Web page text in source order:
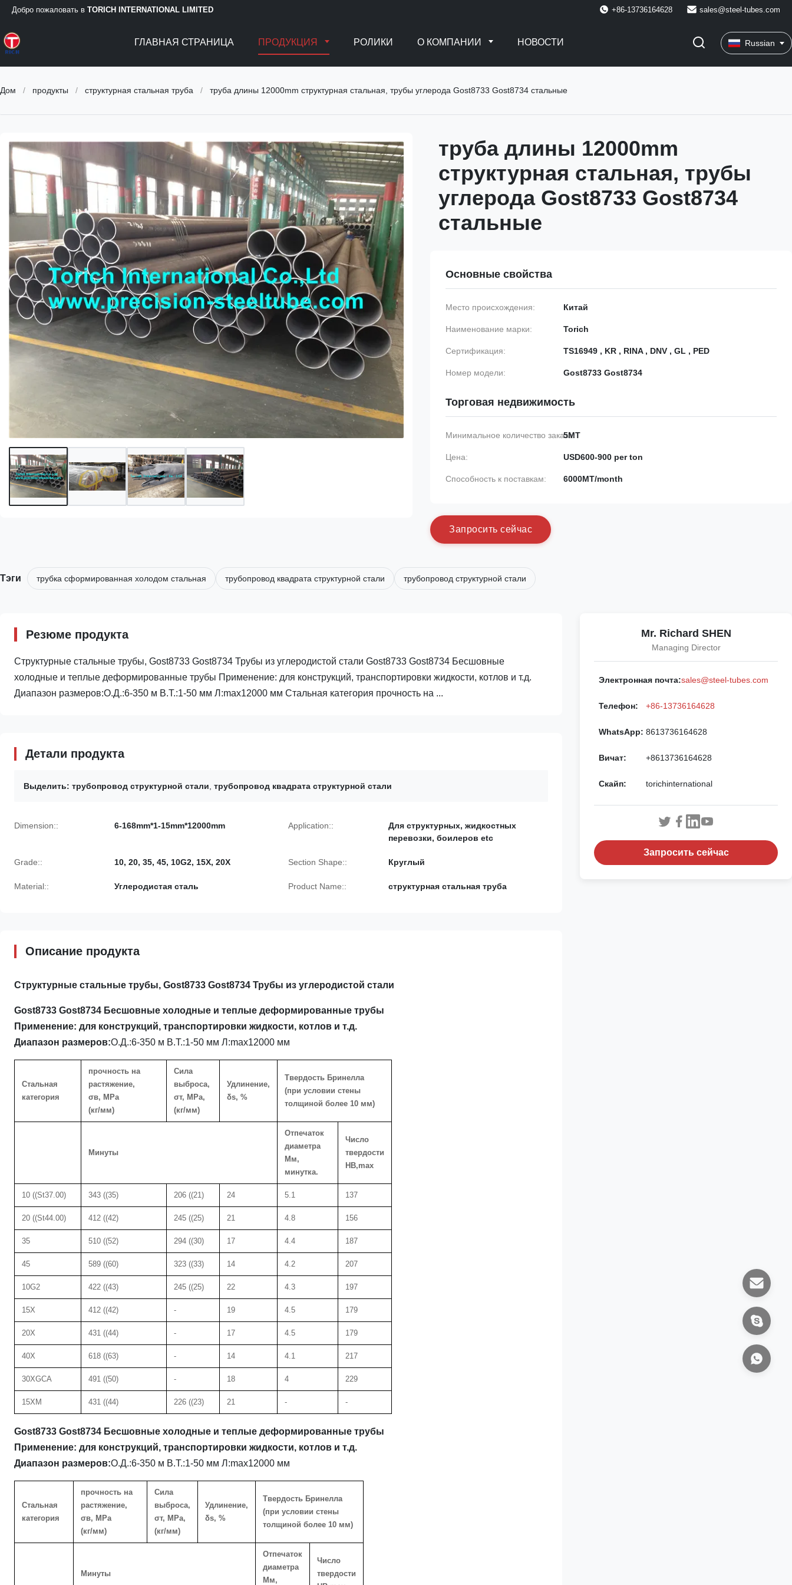
Добро пожаловать в TORICH INTERNATIONAL LIMITED +86-13736164628 sales@steel-tubes.com
ГЛАВНАЯ СТРАНИЦА ПРОДУКЦИЯ РОЛИКИ О КОМПАНИИ НОВОСТИ Russian
Дом / продукты / структурная стальная труба / труба длины 12000mm структурная стальная, трубы углерода Gost8733 Gost8734 стальные
труба длины 12000mm
структурная стальная, трубы
углерода Gost8733 Gost8734
стальные
Основные свойства
Место происхождения: Китай
Наименование марки: Torich
Сертификация: TS16949 , KR , RINA , DNV , GL , PED
Номер модели: Gost8733 Gost8734
Торговая недвижимость
Минимальное количество заказа:
5MT
Цена: USD600-900 per ton
Способность к поставкам: 6000MT/month
Запросить сейчас
Тэги трубка сформированная холодом стальная трубопровод квадрата структурной стали трубопровод структурной стали
Резюме продукта
Структурные стальные трубы, Gost8733 Gost8734 Трубы из углеродистой стали Gost8733 Gost8734 Бесшовные
холодные и теплые деформированные трубы Применение: для конструкций, транспортировки жидкости, котлов и т.д.
Диапазон размеров:О.Д.:6-350 м В.Т.:1-50 мм Л:max12000 мм Стальная категория прочность на ...
Детали продукта
Выделить: трубопровод структурной стали трубопровод квадрата структурной стали
Dimension:: 6-168mm*1-15mm*12000mm Application::
Для структурных, жидкостных
перевозки, боилеров etc
Grade:: 10, 20, 35, 45, 10G2, 15X, 20X Section Shape:: Круглый
Material:: Углеродистая сталь Product Name:: структурная стальная труба
Описание продукта
Структурные стальные трубы, Gost8733 Gost8734 Трубы из углеродистой стали
Gost8733 Gost8734 Бесшовные холодные и теплые деформированные трубы
Применение: для конструкций, транспортировки жидкости, котлов и т.д.
Диапазон размеров:О.Д.:6-350 м В.Т.:1-50 мм Л:max12000 мм
Стальная
категория
прочность на
растяжение,
σв, MPa
(кг/мм)
Сила
выброса,
σт, MPa,
(кг/мм)
Удлинение,
δs, %
Твердость Бринелла
(при условии стены
толщиной более 10 мм)
Минуты
Отпечаток
диаметра
Мм,
минутка.
Число
твердости
HB,max
10 ((St37.00) 343 ((35) 206 ((21) 24 5.1 137
20 ((St44.00) 412 ((42) 245 ((25) 21 4.8 156
35 510 ((52) 294 ((30) 17 4.4 187
45 589 ((60) 323 ((33) 14 4.2 207
10G2 422 ((43) 245 ((25) 22 4.3 197
15X 412 ((42) - 19 4.5 179
20X 431 ((44) - 17 4.5 179
40X 618 ((63) - 14 4.1 217
30XGCA 491 ((50) - 18 4 229
15XM 431 ((44) 226 ((23) 21 - -
Gost8733 Gost8734 Бесшовные холодные и теплые деформированные трубы
Применение: для конструкций, транспортировки жидкости, котлов и т.д.
Диапазон размеров:О.Д.:6-350 м В.Т.:1-50 мм Л:max12000 мм
Стальная
категория
прочность на
растяжение,
σв, MPa
(кг/мм)
Сила
выброса,
σт, MPa,
(кг/мм)
Удлинение,
δs, %
Твердость Бринелла
(при условии стены
толщиной более 10 мм)
Минуты
Отпечаток
диаметра
Мм,
Число
твердости
Mr. Richard SHEN
Managing Director
Электронная почта:sales@steel-tubes.com
Телефон: +86-13736164628
WhatsApp: 8613736164628
Вичат: +8613736164628
Скайп: torichinternational
Запросить сейчас